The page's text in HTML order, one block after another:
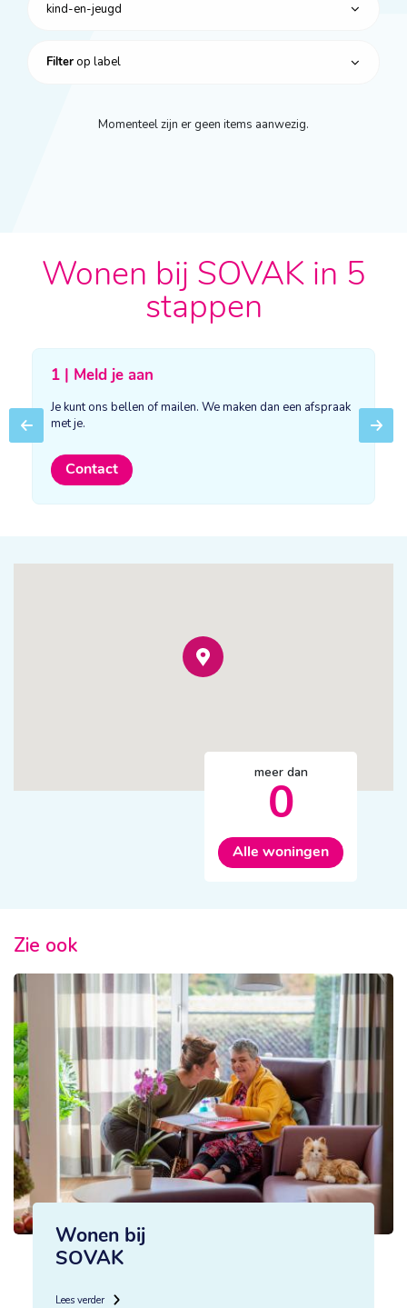
kind-en-jeugd
Filter op label
Momenteel zijn er geen items aanwezig.
Wonen bij SOVAK in 5
stappen
Previous
1 | Meld je aan
Je kunt ons bellen of mailen. We maken dan een afspraak
met je.
Contact
Next
meer dan
0
Alle woningen
Zie ook
Wonen bij
SOVAK
Lees verder